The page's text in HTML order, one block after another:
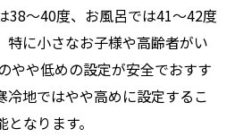
38〜40度、お風呂では41〜42度
特に小さなお子様や高齢者がい
やや低めの設定が安全でおすす
冷地ではやや高めに設定するこ
なります。